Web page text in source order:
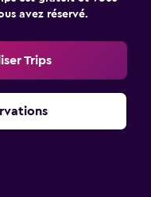
avez réservé.
Trips